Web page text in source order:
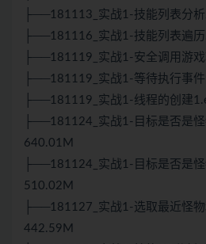
├──181113_实战1-技能列表分
├──181116_实战1-技能列表遍
├──181119_实战1-安全调用游
├──181119_实战1-等待执行事
├──181119_实战1-线程的创建
├──181124_实战1-目标是否是
640.01M
├──181124_实战1-目标是否是
510.02M
├──181127_实战1-选取最近怪
442.59M